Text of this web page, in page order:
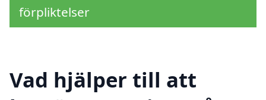
förpliktelser
Vad hjälper till att